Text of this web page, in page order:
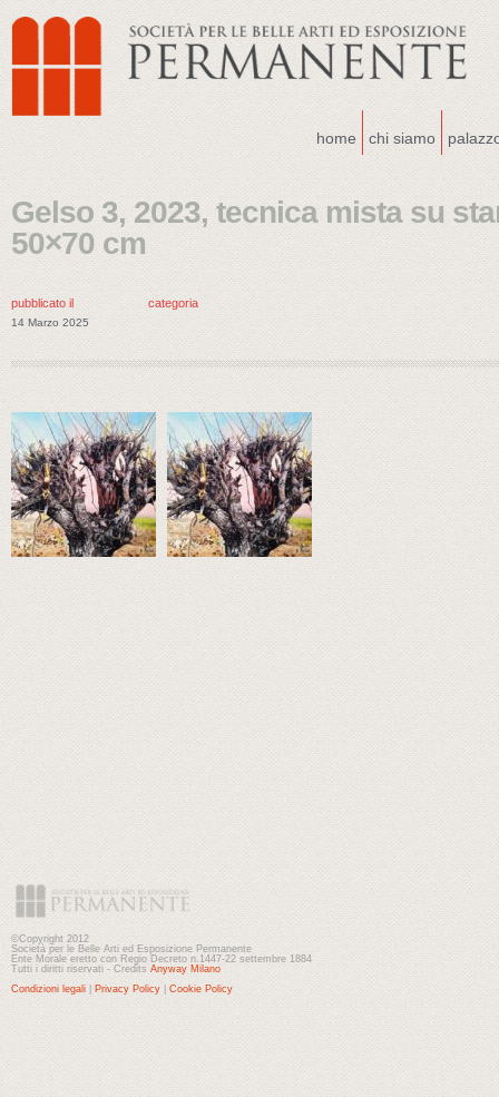
home chi siamo
Gelso 3, 2023, tecnica mista su
50×70 cm
pubblicato il
14 Marzo 2025
categoria
©Copyright 2012
Società per le Belle Arti ed Esposizione Permanente
Ente Morale eretto con Regio Decreto n.1447-22 settembre 1884
Tutti i diritti riservati - Credits Anyway Milano
Condizioni legali
Privacy Policy Cookie Policy